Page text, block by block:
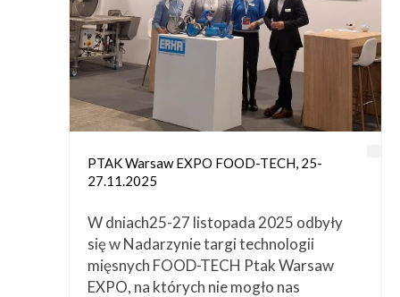
Trymery
Przetwórstwo ▼
Informacje ▼
KontaktPTAK Warsaw EXPO FOOD-TECH, 25-
27.11.2025
W dniach25-27 listopada 2025 odbyły
się w Nadarzynie targi technologii
mięsnych FOOD-TECH Ptak Warsaw
EXPO, na których nie mogło nas